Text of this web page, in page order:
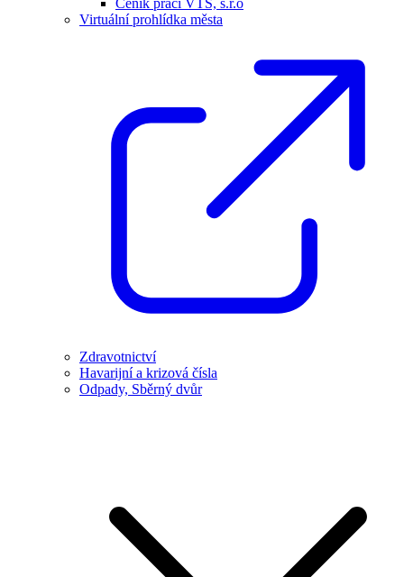
Ceník prací VTS, s.r.o
Virtuální prohlídka města
Zdravotnictví
Havarijní a krizová čísla
Odpady, Sběrný dvůr